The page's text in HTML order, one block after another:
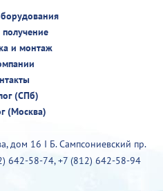
получение
и монтаж
(СПб)
(Москва)
дом 16 I Б. Сампсониевский пр.
642-58-74,+7 (812) 642-58-94